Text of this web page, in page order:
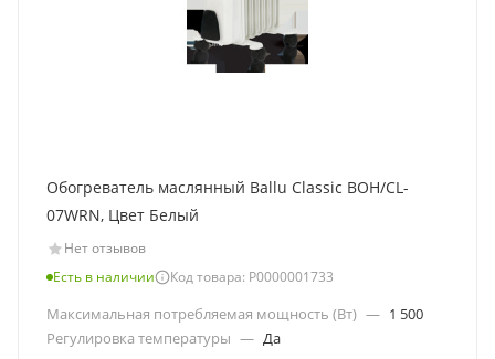
Обогреватель маслянный Ballu Classic BOH/CL-
07WRN, Цвет Белый
Нет отзывов
Есть в наличии
Код товара: Р0000001733
Максимальная потребляемая мощность (Вт) — 1 500
Регулировка температуры — Да